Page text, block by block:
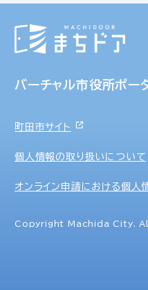
バーチャル市役所ポータ
町田市サイト
個人情報の取り扱いについて
オンライン申請における個人
Copyright Machida City.